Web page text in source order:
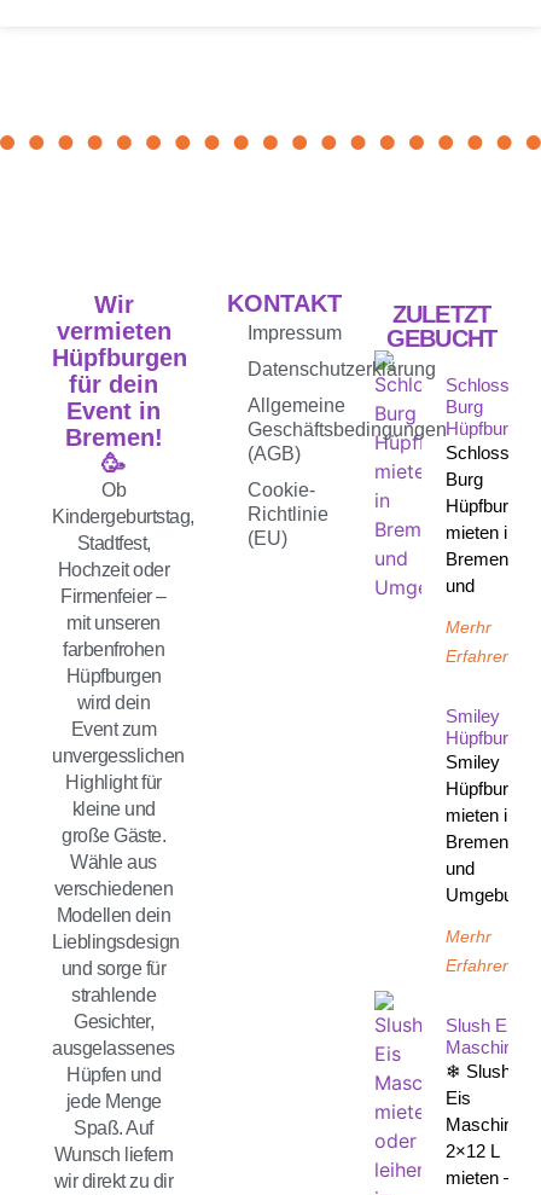
Wir
vermieten
Hüpfburgen
für dein
Event in
Bremen!
🥳
Ob
Kindergeburtstag,
Stadtfest,
Hochzeit oder
Firmenfeier –
mit unseren
farbenfrohen
Hüpfburgen
wird dein
Event zum
unvergesslichen
Highlight für
kleine und
große Gäste.
Wähle aus
verschiedenen
Modellen dein
Lieblingsdesign
und sorge für
strahlende
Gesichter,
ausgelassenes
Hüpfen und
jede Menge
Spaß. Auf
Wunsch liefern
wir direkt zu dir
KONTAKT
Impressum
Datenschutzerklärung
Allgemeine
Geschäftsbedingungen
(AGB)
Cookie-
Richtlinie
(EU)
ZULETZT
GEBUCHT
Schloss
Burg
Hüpfburg
Schloss
Burg
Hüpfburg
mieten in
Bremen
und
Merhr
Erfahren
Smiley
Hüpfburg
Smiley
Hüpfburg
mieten in
Bremen
und
Umgebung
Merhr
Erfahren
Slush Eis
Maschine
❄ Slush-
Eis
Maschine
2×12 L
mieten –